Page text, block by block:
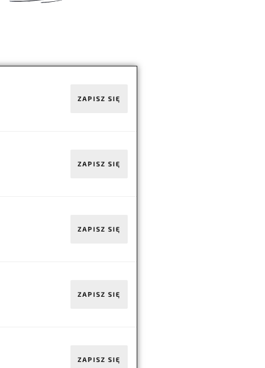
ZAPISZ SIĘ
ZAPISZ SIĘ
ZAPISZ SIĘ
ZAPISZ SIĘ
ZAPISZ SIĘ